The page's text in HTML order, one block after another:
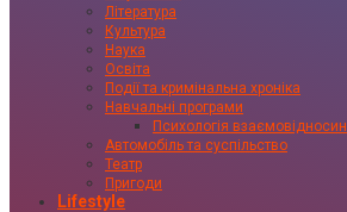
Література
Культура
Наука
Освіта
Події та кримінальна хроніка
Навчальні програми
Психологія взаємовідносин
Автомобіль та суспільство
Театр
Пригоди
Lifestyle